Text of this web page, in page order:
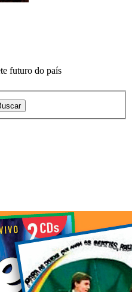
futuro do país